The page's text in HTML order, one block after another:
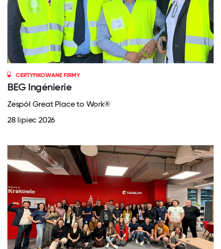
CERTYFIKOWANE FIRMY
BEG Ingénierie
Zespół Great Place to Work®
28 lipiec 2026